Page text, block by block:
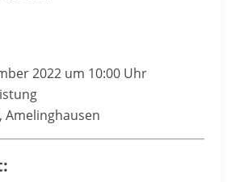
2022 um 10:00 Uhr
Amelinghausen